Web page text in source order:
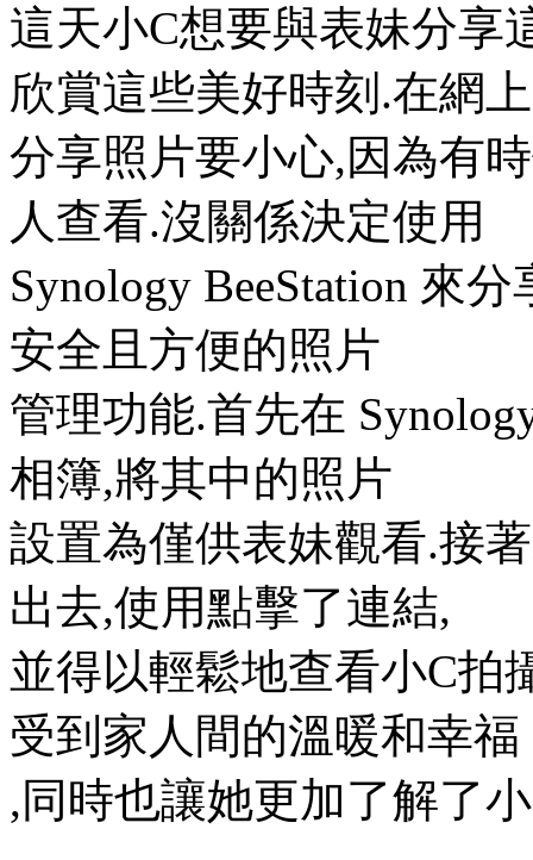
這天小C想要與表妹分享
欣賞這些美好時刻.在網上
分享照片要小心,因為有
人查看.沒關係決定使用
Synology BeeStation 來
安全且方便的照片
管理功能.首先在
相簿,將其中的照片
設置為僅供表妹觀看.接
出去,使用點擊了連結,
並得以輕鬆地查看小C拍
受到家人間的溫暖和幸福
,同時也讓她更加了解了